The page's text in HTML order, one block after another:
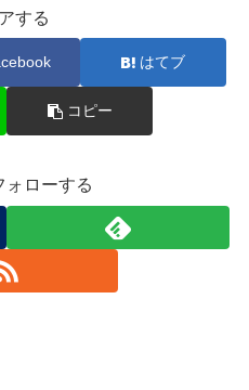
する
はてブ
コピー
ォローする